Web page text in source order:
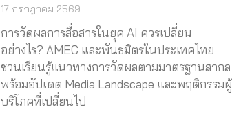
17 กรกฎาคม 2569
การวัดผลการสื่อสารในยุค AI ควรเปลี่ยน
อย่างไร? AMEC และพันธมิตรในประเทศไทย
ชวนเรียนรู้แนวทางการวัดผลตามมาตรฐานสากล
พร้อมอัปเดต Media Landscape และพฤติกรรมผู้
บริโภคที่เปลี่ยนไป